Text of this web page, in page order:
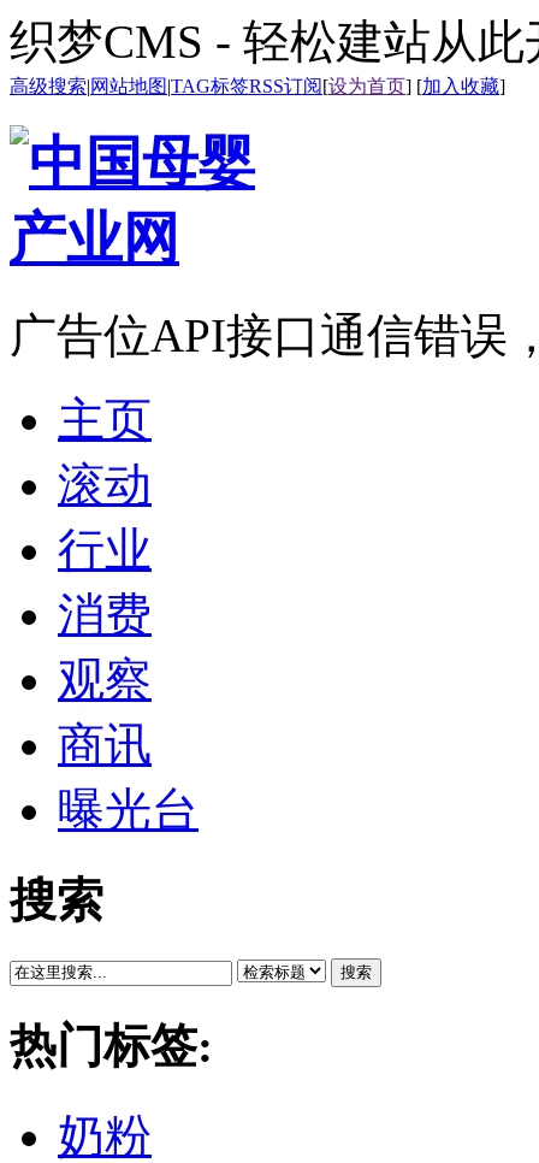
织梦CMS - 轻松建站从此
高级搜索|网站地图|TAG标签RSS订阅[设为首页] [加入收藏]
广告位API接口通信错误
主页
滚动
行业
消费
观察
商讯
曝光台
搜索
搜索
热门标签:
奶粉